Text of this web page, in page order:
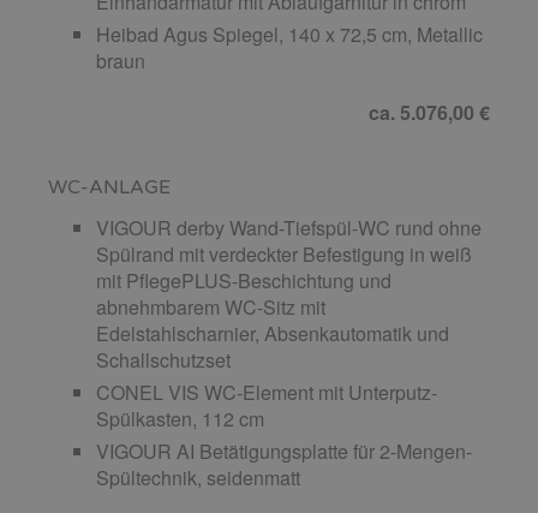
Heibad Agus Spiegel, 140 x 72,5 cm, Metallic
braun
ca. 5.076,00 €
WC-ANLAGE
VIGOUR derby Wand-Tiefspül-WC rund ohne
Spülrand mit verdeckter Befestigung in weiß
mit PflegePLUS-Beschichtung und
abnehmbarem WC-Sitz mit
Edelstahlscharnier, Absenkautomatik und
Schallschutzset
CONEL VIS WC-Element mit Unterputz-
Spülkasten, 112 cm
VIGOUR AI Betätigungsplatte für 2-Mengen-
Spültechnik, seidenmatt